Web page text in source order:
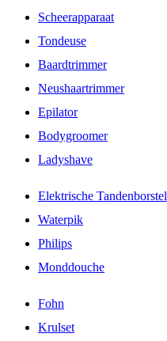
Scheerapparaat
Tondeuse
Baardtrimmer
Neushaartrimmer
Epilator
Bodygroomer
Ladyshave
Elektrische Tandenborstel
Waterpik
Philips
Monddouche
Fohn
Krulset